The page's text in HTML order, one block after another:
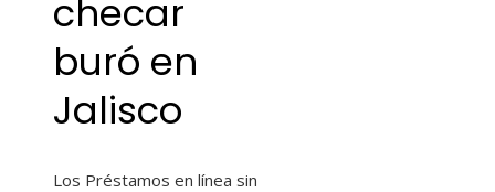
checar
buró en
Jalisco
Los Préstamos en línea sin